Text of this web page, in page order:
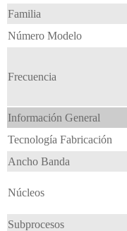
Familia
Número Modelo
Frecuencia
Información General
Tecnología Fabricación
Ancho Banda
Núcleos
Subprocesos